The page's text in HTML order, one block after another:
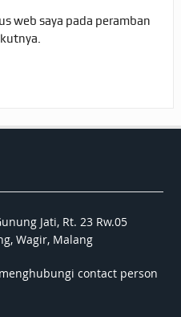
web saya pada peramban
Jati, Rt. 23 Rw.05
Wagir, Malang
contact person